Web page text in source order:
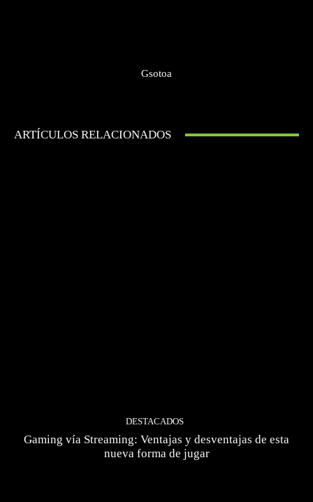
Gsotoa
ARTÍCULOS RELACIONADOS
DESTACADOS
Gaming vía Streaming: Ventajas y desventajas de esta
nueva forma de jugar